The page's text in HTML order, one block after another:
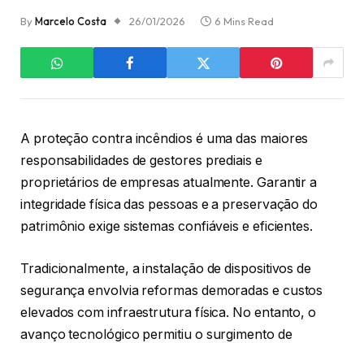
ByMarcelo Costa 26/01/2026 6 Mins Read
A proteção contra incêndios é uma das maiores
responsabilidades de gestores prediais e
proprietários de empresas atualmente. Garantir a
integridade física das pessoas e a preservação do
patrimônio exige sistemas confiáveis e eficientes.
Tradicionalmente, a instalação de dispositivos de
segurança envolvia reformas demoradas e custos
elevados com infraestrutura física. No entanto, o
avanço tecnológico permitiu o surgimento de